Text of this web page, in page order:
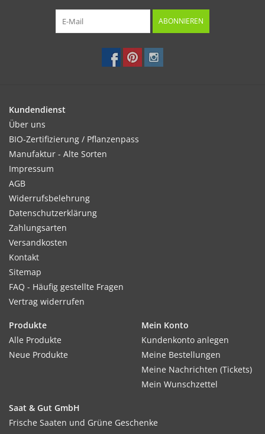
ABONNIEREN
Kundendienst
Über uns
BIO-Zertifizierung / Pflanzenpass
Manufaktur - Alte Sorten
Impressum
AGB
Widerrufsbelehrung
Datenschutzerklärung
Zahlungsarten
Versandkosten
Kontakt
Sitemap
FAQ - Häufig gestellte Fragen
Vertrag widerrufen
Produkte
Alle Produkte
Neue Produkte
Mein Konto
Kundenkonto anlegen
Meine Bestellungen
Meine Nachrichten (Tickets)
Mein Wunschzettel
Saat & Gut GmbH
Frische Saaten und Grüne Geschenke